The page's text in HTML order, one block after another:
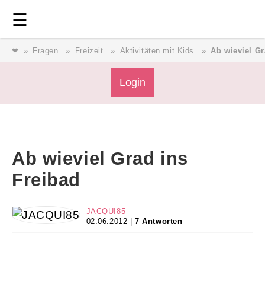
☰
❤ Fragen Freizeit Aktivitäten mit Kids Ab wieviel
Login
Ab wieviel Grad ins
Freibad
JACQUI85
02.06.2012 |7 Antworten
Forum